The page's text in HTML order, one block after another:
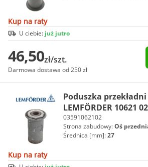
Kup na raty
U ciebie: już jutro
46,50zł/szt.
Darmowa dostawa od 250 zł
Poduszka
LEMFÖRDER 10621 02
03591062102
Strona zabudowy:Oś
Średnica [mm]:27
Kup na raty